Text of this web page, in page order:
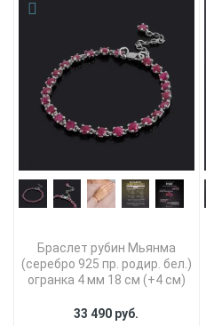
Браслет рубин Мьянма
(серебро 925 пр. родир. бел.)
огранка 4 мм 18 см (+4 см)
33 490 руб.